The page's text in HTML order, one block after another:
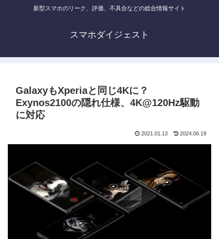
新型スマホのリーク、評価、不具合などの総合情報サイト
スマホダイジェスト
GalaxyもXperiaと同じ4Kに？
Exynos2100の隠れ仕様、4K@120Hz駆動
に対応
2021.01.13 2024.06.19